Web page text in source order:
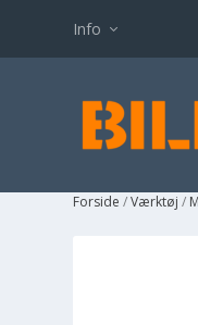
Info
Forside /Værktøj /